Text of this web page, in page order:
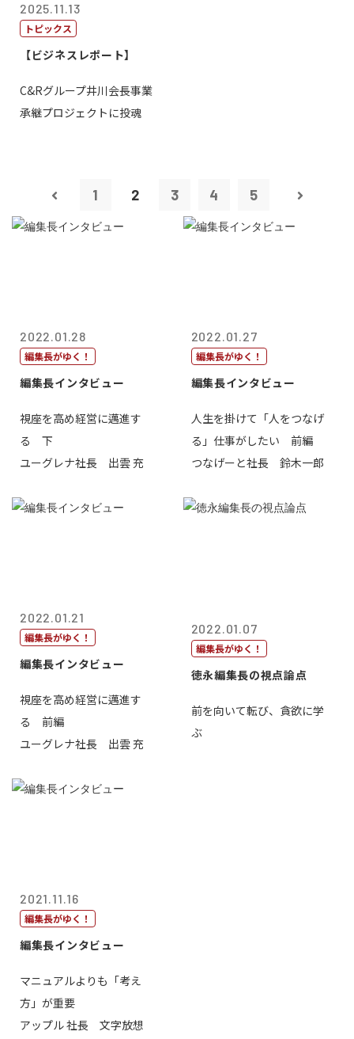
2025.11.13
トピックス
【ビジネスレポート】
C&Rグループ井川会長事業
承継プロジェクトに投魂
1 2 3 4 5
2022.01.28
編集長がゆく！
編集長インタビュー
視座を高め経営に邁進す
る 下
ユーグレナ社長 出雲 充
2022.01.27
編集長がゆく！
編集長インタビュー
人生を掛けて「人をつなげ
る」仕事がしたい 前編
つなげーと社長 鈴木一郎
2022.01.21
編集長がゆく！
編集長インタビュー
視座を高め経営に邁進す
る 前編
ユーグレナ社長 出雲 充
2022.01.07
編集長がゆく！
徳永編集長の視点論点
前を向いて転び、貪欲に学
ぶ
2021.11.16
編集長がゆく！
編集長インタビュー
マニュアルよりも「考え
方」が重要
アップル 社長 文字放想